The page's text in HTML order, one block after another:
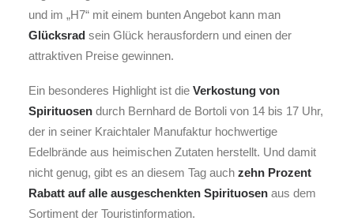
und im „H7“ mit einem bunten Angebot kann man
Glücksrad sein Glück herausfordern und einen der
attraktiven Preise gewinnen.
Ein besonderes Highlight ist die Verkostung von
Spirituosen durch Bernhard de Bortoli von 14 bis 17 Uhr,
der in seiner Kraichtaler Manufaktur hochwertige
Edelbrände aus heimischen Zutaten herstellt. Und damit
nicht genug, gibt es an diesem Tag auch zehn Prozent
Rabatt auf alle ausgeschenkten Spirituosen aus dem
Sortiment der Touristinformation.